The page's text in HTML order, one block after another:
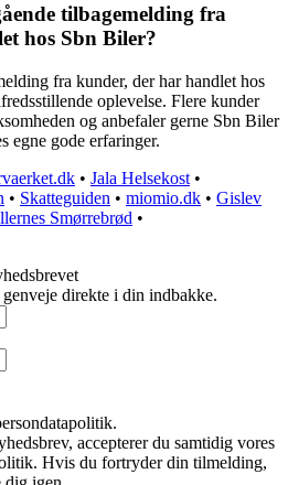
tilbagemelding fra
hos Sbn Biler?
fra kunder, der har handlet hos
oplevelse. Flere kunder
og anbefaler gerne Sbn Biler
egne gode erfaringer.
• Jala Helsekost •
• Skatteguiden • miomio.dk • Gislev
Smørrebrød •
direkte i din indbakke.
accepterer du samtidig vores
Hvis du fortryder din tilmelding,